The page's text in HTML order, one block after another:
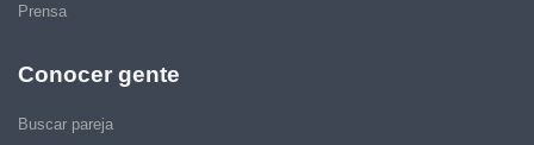
Prensa
Conocer gente
Buscar pareja